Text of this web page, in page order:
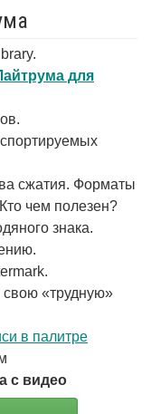
для
сжатия. Форматы
чем полезен?
знака.
свою «трудную»
в палитре
с видео